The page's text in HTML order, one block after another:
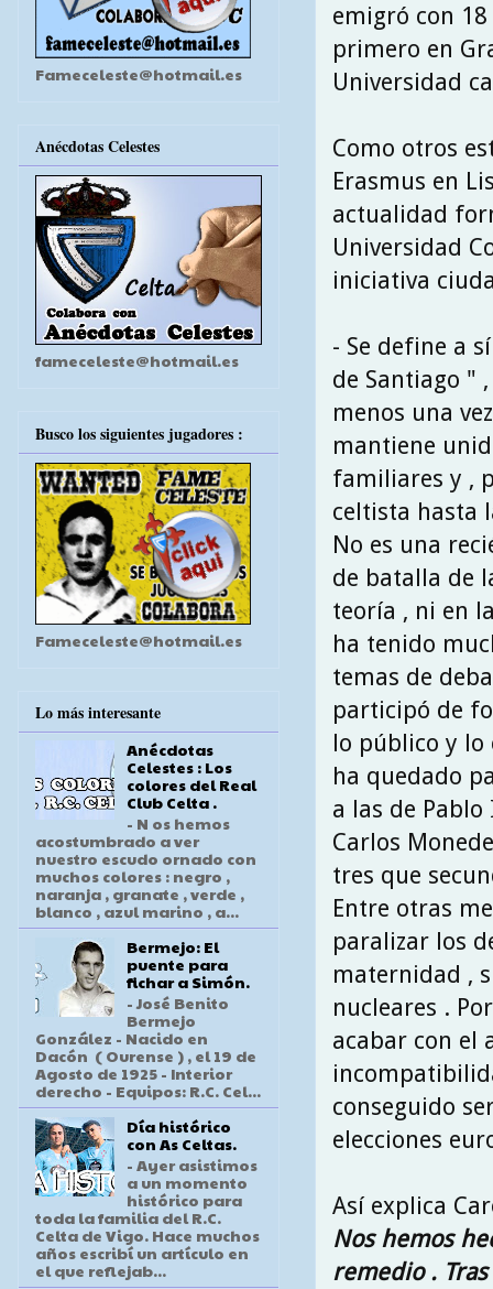
emigró con
primero en
Universidad
Como otros
Erasmus en
actualidad
Universidad
iniciativa
- Se define a
de Santiago "
menos una
mantiene
familiares y ,
celtista hasta
No es una
de batalla de
teoría , ni en
ha tenido
temas de
participó de
lo público y lo
ha quedado
a las de Pablo
Carlos
tres que
Entre otras
paralizar los
maternidad ,
nucleares .
acabar con el
conseguido
elecciones
Así explica
Nos hemos
remedio .
Fameceleste@hotmail.es
Anécdotas Celestes
fameceleste@hotmail.es
Busco los siguientes jugadores :
Fameceleste@hotmail.es
Lo más interesante
Anécdotas
Celestes : Los
colores del Real
Club Celta .
- N os hemos
acostumbrado a ver
nuestro escudo ornado con
muchos colores : negro ,
naranja , granate , verde ,
blanco , azul marino , a...
Bermejo: El
puente para
fichar a Simón.
- José Benito
Bermejo
González - Nacido en
Dacón ( Ourense ) , el 19 de
Agosto de 1925 - Interior
derecho - Equipos: R.C. Cel...
Día histórico
con As Celtas.
- Ayer asistimos
a un momento
histórico para
toda la familia del R.C.
Celta de Vigo. Hace muchos
años escribí un artículo en
el que reflejab...